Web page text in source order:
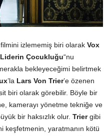
filmini izlememiş biri olarak Vox
Çocukluğu“nu
bekleyeceğimi belirtmek
’la Lars Von Trier’e özenen
biri olarak görebilir. Böyle bir
kamerayı yönetme tekniğe ve
bir haksızlık olur. Triergibi
keşfetmenin, yaratmanın kötü